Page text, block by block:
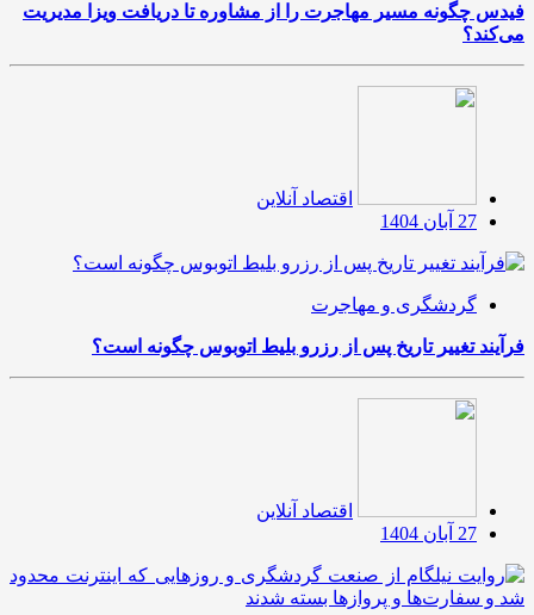
فیدس چگونه مسیر مهاجرت را از مشاوره تا دریافت ویزا مدیریت
می‌کند؟
اقتصاد آنلاین
27 آبان 1404
گردشگری و مهاجرت
فرآیند تغییر تاریخ پس از رزرو بلیط اتوبوس چگونه است؟
اقتصاد آنلاین
27 آبان 1404